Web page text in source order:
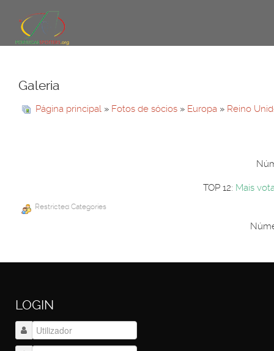
Galeria
Página principal » Fotos de sócios » Europa » Reino
TOP 12: Mais
Restricted Categories
LOGIN